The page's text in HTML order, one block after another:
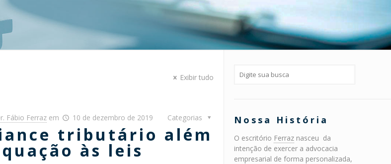
Exibir tudo
Fábio Ferraz em 10 de dezembro de 2019 Categorias
tributário além
às leis
Nossa História
O escritório Ferraznasceu da
intenção de exercer a advocacia
empresarial de forma personalizada,